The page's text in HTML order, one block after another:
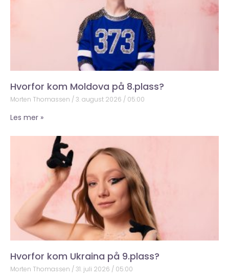
Hvorfor kom Moldova på 8.plass?
Morten Thomassen 3. august 2026 05:00
Les mer »
Hvorfor kom Ukraina på 9.plass?
Morten Thomassen 31. juli 2026 05:00